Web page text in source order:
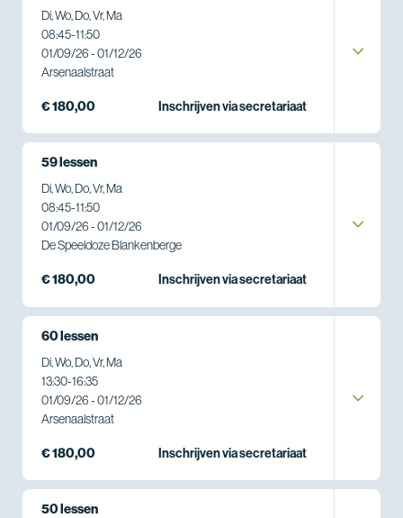
Di, Wo, Do, Vr, Ma
08:45-11:50
01/09/26 - 01/12/26
Arsenaalstraat
€ 180,00 Inschrijven via secretariaat
59 lessen
Di, Wo, Do, Vr, Ma
08:45-11:50
01/09/26 - 01/12/26
De Speeldoze Blankenberge
€ 180,00 Inschrijven via secretariaat
60 lessen
Di, Wo, Do, Vr, Ma
13:30-16:35
01/09/26 - 01/12/26
Arsenaalstraat
€ 180,00 Inschrijven via secretariaat
50 lessen